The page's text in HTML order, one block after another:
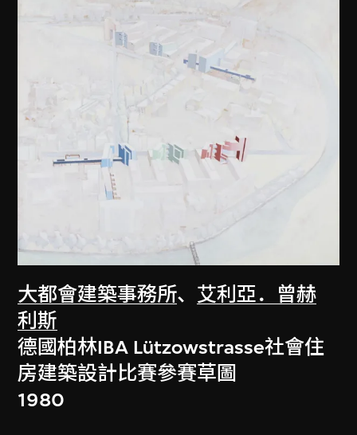
大都會建築事務所、 艾利亞．曾赫
利斯
德國柏林IBA Lützowstrasse社會住
房建築設計比賽參賽草圖
1980